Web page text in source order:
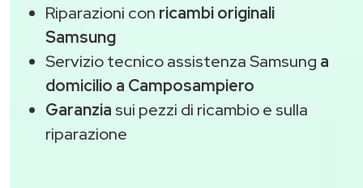
Riparazioni con ricambi originali
Samsung
Servizio tecnico assistenza Samsung a
domicilio a Camposampiero
Garanzia sui pezzi di ricambio e sulla
riparazione